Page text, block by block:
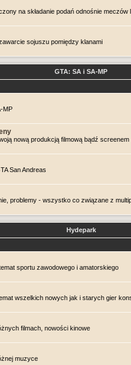
na składanie podań odnośnie
sojuszu pomiędzy klanami
GTA: SA i SA-MP
MP
nową produkcją filmową bądź
San Andreas
problemy - wszystko co związane z
Hydepark
sportu zawodowego i amatorskiego
wszelkich nowych jak i starych gier
filmach, nowości kinowe
muzyce